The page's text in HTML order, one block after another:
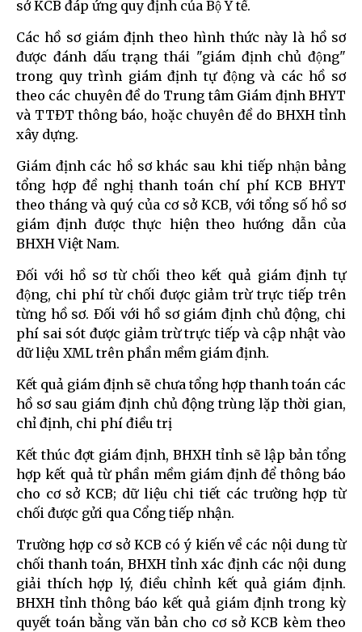
sở KCB đáp ứng quy định của Bộ Y tế.
Các hồ sơ giám định theo hình thức này là hồ sơ
được đánh dấu trạng thái "giám định chủ động"
trong quy trình giám định tự động và các hồ sơ
theo các chuyên đề do Trung tâm Giám định BHYT
và TTĐT thông báo, hoặc chuyên đề do BHXH tỉnh
xây dựng.
Giám định các hồ sơ khác sau khi tiếp nhận bảng
tổng hợp đề nghị thanh toán chí phí KCB BHYT
theo tháng và quý của cơ sở KCB, với tổng số hồ sơ
giám định được thực hiện theo hướng dẫn của
BHXH Việt Nam.
Đối với hồ sơ từ chối theo kết quả giám định tự
động, chi phí từ chối được giảm trừ trực tiếp trên
từng hồ sơ. Đối với hồ sơ giám định chủ động, chi
phí sai sót được giảm trừ trực tiếp và cập nhật vào
dữ liệu XML trên phần mềm giám định.
Kết quả giám định sẽ chưa tổng hợp thanh toán các
hồ sơ sau giám định chủ động trùng lặp thời gian,
chỉ định, chi phí điều trị
Kết thúc đợt giám định, BHXH tỉnh sẽ lập bản tổng
hợp kết quả từ phần mềm giám định để thông báo
cho cơ sở KCB; dữ liệu chi tiết các trường hợp từ
chối được gửi qua Cổng tiếp nhận.
Trường hợp cơ sở KCB có ý kiến về các nội dung từ
chối thanh toán, BHXH tỉnh xác định các nội dung
giải thích hợp lý, điều chỉnh kết quả giám định.
BHXH tỉnh thông báo kết quả giám định trong kỳ
quyết toán bằng văn bản cho cơ sở KCB kèm theo